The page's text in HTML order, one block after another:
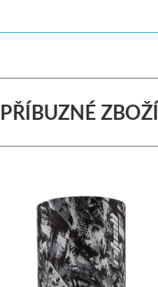
PŘÍBUZNÉ ZBOŽÍ